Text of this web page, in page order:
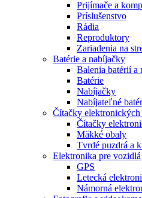
Prijímače a
Príslušenstvo
Rádia
Reproduktory
Zariadenia na
Batérie a nabíjačky
Balenia batérií a
Batérie
Nabíjačky
Nabíjateľné
Čítačky
Čítačky
Mäkké obaly
Tvrdé puzdrá a
Elektronika pre vozidlá
GPS
Letecká
Námorná